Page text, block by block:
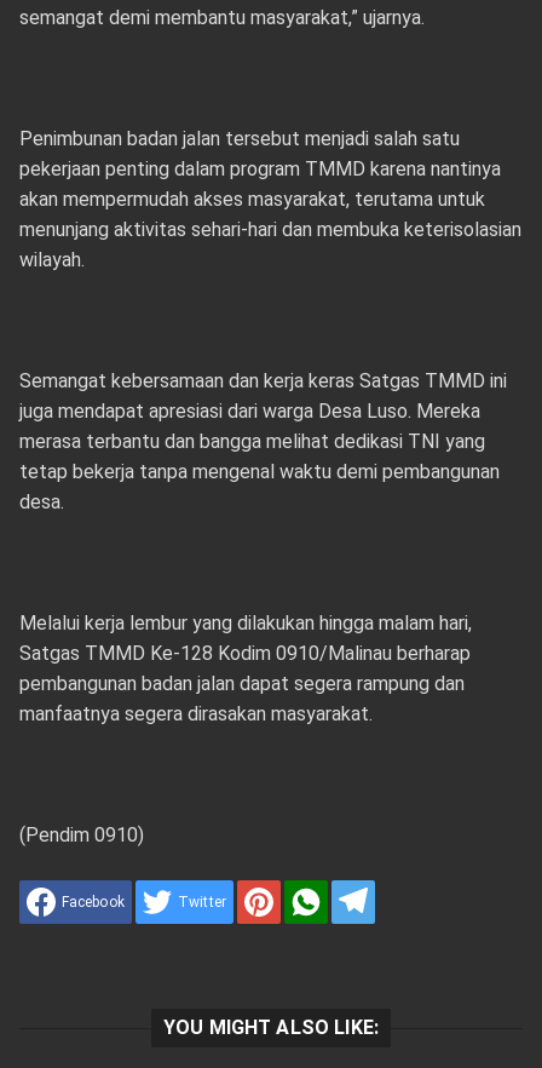
semangat demi membantu masyarakat,” ujarnya.
Penimbunan badan jalan tersebut menjadi salah satu
pekerjaan penting dalam program TMMD karena nantinya
akan mempermudah akses masyarakat, terutama untuk
menunjang aktivitas sehari-hari dan membuka keterisolasian
wilayah.
Semangat kebersamaan dan kerja keras Satgas TMMD ini
juga mendapat apresiasi dari warga Desa Luso. Mereka
merasa terbantu dan bangga melihat dedikasi TNI yang
tetap bekerja tanpa mengenal waktu demi pembangunan
desa.
Melalui kerja lembur yang dilakukan hingga malam hari,
Satgas TMMD Ke-128 Kodim 0910/Malinau berharap
pembangunan badan jalan dapat segera rampung dan
manfaatnya segera dirasakan masyarakat.
(Pendim 0910)
Facebook Twitter
YOU MIGHT ALSO LIKE: